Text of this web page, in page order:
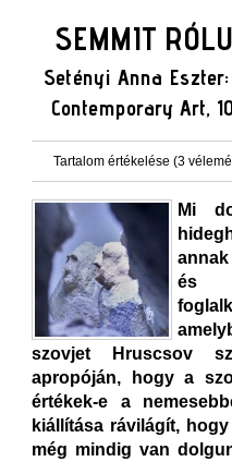
SEMMIT
Setényi Anna Eszter:
Contemporary Art,
Tartalom értékelése (3
Mi
annak
és
szovjet Hruscsov
apropóján, hogy a
értékek-e a
kiállítása rávilágít,
még mindig van